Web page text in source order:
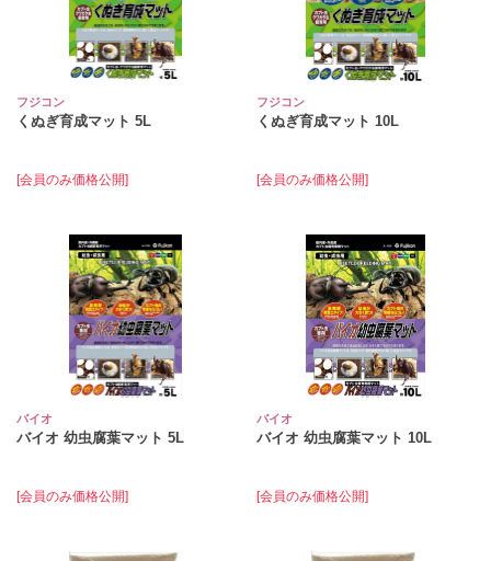
フジコン
くぬぎ育成マット 5L
[会員のみ価格公開]
フジコン
くぬぎ育成マット 10L
[会員のみ価格公開]
バイオ
バイオ 幼虫腐葉マット 5L
[会員のみ価格公開]
バイオ
バイオ 幼虫腐葉マット 10L
[会員のみ価格公開]